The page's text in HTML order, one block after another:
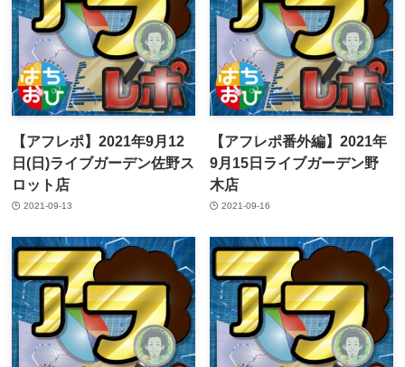
【アフレポ】2021年9月12
日(日)ライブガーデン佐野ス
ロット店
2021-09-13
【アフレポ番外編】2021年
9月15日ライブガーデン野
木店
2021-09-16